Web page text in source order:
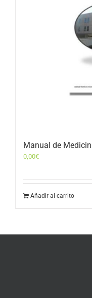
Manual de
0,00€
Añadir al carrito